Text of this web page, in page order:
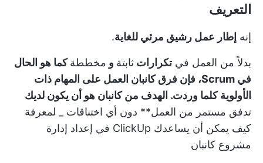
التعريف
إنه إطار عمل رشيق مرئي للغاية.
بدلاً من العمل فيتكرارات ثابتة و مخططةكما هو الحال
في Scrum، فإن فرق كانبان
العمل على المهام ذات
الأولويةكلما وردت. الهدف من كانبان هو أن يكون لديك
تدفق مستمر من العمل** دون أي اختناقات _ لمعرفة
كيف يمكن أن يساعدك ClickUp في إعداد إدارة
مشروع كانبان